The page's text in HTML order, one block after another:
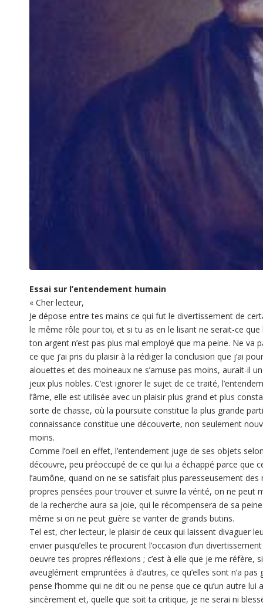
Essai sur l’entendement humain
« Cher lecteur,
Je dépose entre tes mains ce qui fut le divertissement de
le même rôle pour toi, et si tu as en le lisant ne serait-ce
ton argent n’est pas plus mal employé que ma peine. Ne
ce que j’ai pris du plaisir à la rédiger la conclusion que j’ai
alouettes et des moineaux ne s’amuse pas moins, aurait-il
jeux plus nobles. C’est ignorer le sujet de ce traité,
l’âme, elle est utilisée avec un plaisir plus grand et plus
sorte de chasse, où la poursuite constitue la plus grande
connaissance constitue une découverte, non seulement
moins.
Comme l’oeil en effet, l’entendement juge de ses objets
découvre, peu préoccupé de ce qui lui a échappé parce que
l’aumône, quand on ne se satisfait plus paresseusement
propres pensées pour trouver et suivre la vérité, on ne peut
de la recherche aura sa joie, qui le récompensera de sa
même si on ne peut guère se vanter de grands butins.
Tel est, cher lecteur, le plaisir de ceux qui laissent divaguer
envier puisqu’elles te procurent l’occasion d’un
oeuvre tes propres réflexions ; c’est à elle que je me
aveuglément empruntées à d’autres, ce qu’elles sont n’a
pense l’homme qui ne dit ou ne pense que ce qu’un autre
sincèrement et, quelle que soit ta critique, je ne serai ni